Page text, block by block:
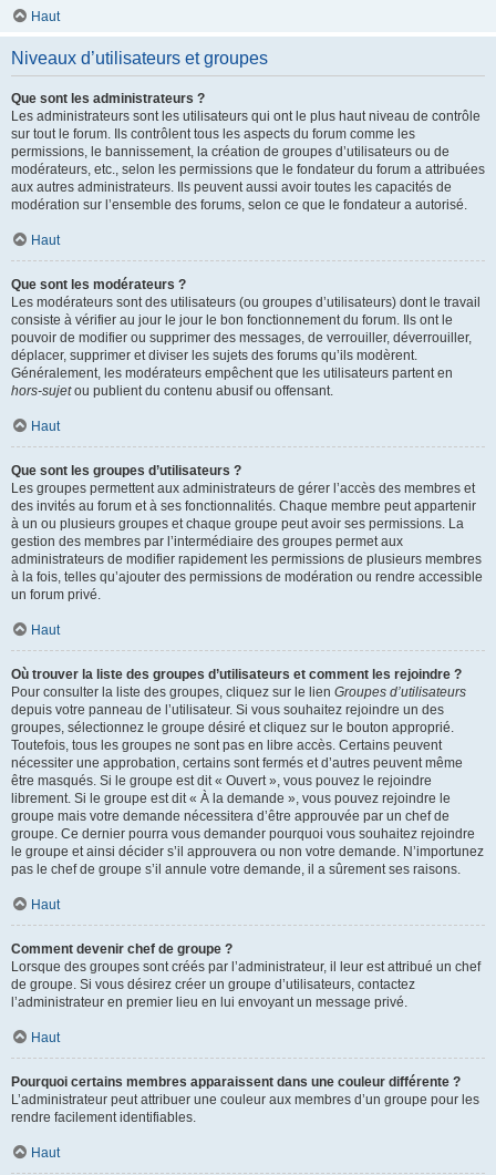
Haut
Niveaux d’utilisateurs et groupes
Que sont les administrateurs ?
Les administrateurs sont les utilisateurs qui ont le plus haut niveau de contrôle
sur tout le forum. Ils contrôlent tous les aspects du forum comme les
permissions, le bannissement, la création de groupes d’utilisateurs ou de
modérateurs, etc., selon les permissions que le fondateur du forum a attribuées
aux autres administrateurs. Ils peuvent aussi avoir toutes les capacités de
modération sur l’ensemble des forums, selon ce que le fondateur a autorisé.
Haut
Que sont les modérateurs ?
Les modérateurs sont des utilisateurs (ou groupes d’utilisateurs) dont le travail
consiste à vérifier au jour le jour le bon fonctionnement du forum. Ils ont le
pouvoir de modifier ou supprimer des messages, de verrouiller, déverrouiller,
déplacer, supprimer et diviser les sujets des forums qu’ils modèrent.
Généralement, les modérateurs empêchent que les utilisateurs partent en
hors-sujetou publient du contenu abusif ou offensant.
Haut
Que sont les groupes d’utilisateurs ?
Les groupes permettent aux administrateurs de gérer l’accès des membres et
des invités au forum et à ses fonctionnalités. Chaque membre peut appartenir
à un ou plusieurs groupes et chaque groupe peut avoir ses permissions. La
gestion des membres par l’intermédiaire des groupes permet aux
administrateurs de modifier rapidement les permissions de plusieurs membres
à la fois, telles qu’ajouter des permissions de modération ou rendre accessible
un forum privé.
Haut
Où trouver la liste des groupes d’utilisateurs et comment les rejoindre ?
Pour consulter la liste des groupes, cliquez sur le lien Groupes d’utilisateurs
depuis votre panneau de l’utilisateur. Si vous souhaitez rejoindre un des
groupes, sélectionnez le groupe désiré et cliquez sur le bouton approprié.
Toutefois, tous les groupes ne sont pas en libre accès. Certains peuvent
nécessiter une approbation, certains sont fermés et d’autres peuvent même
être masqués. Si le groupe est dit « Ouvert », vous pouvez le rejoindre
librement. Si le groupe est dit « À la demande », vous pouvez rejoindre le
groupe mais votre demande nécessitera d’être approuvée par un chef de
groupe. Ce dernier pourra vous demander pourquoi vous souhaitez rejoindre
le groupe et ainsi décider s’il approuvera ou non votre demande. N’importunez
pas le chef de groupe s’il annule votre demande, il a sûrement ses raisons.
Haut
Comment devenir chef de groupe ?
Lorsque des groupes sont créés par l’administrateur, il leur est attribué un chef
de groupe. Si vous désirez créer un groupe d’utilisateurs, contactez
l’administrateur en premier lieu en lui envoyant un message privé.
Haut
Pourquoi certains membres apparaissent dans une couleur différente ?
L’administrateur peut attribuer une couleur aux membres d’un groupe pour les
rendre facilement identifiables.
Haut